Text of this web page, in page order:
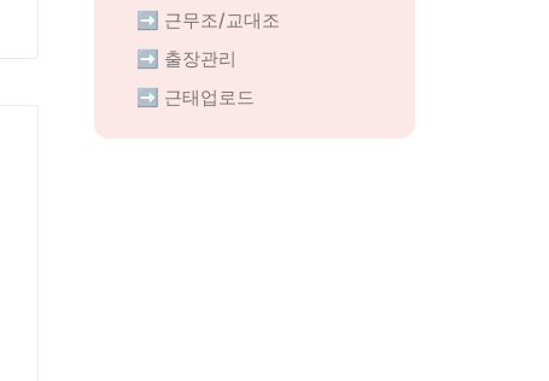
➡️ 근무조/교대조
➡️ 출장관리
➡️ 근태업로드